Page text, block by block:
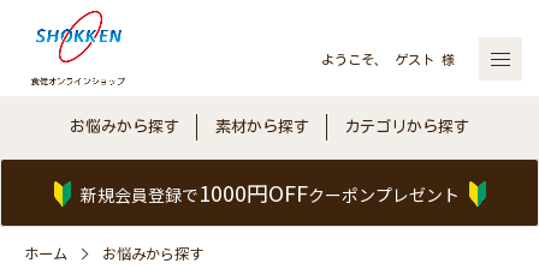
ようこそ、 ゲスト 様
お悩みから探す 素材から探す カテゴリから探す
新規会員登録で1000円OFFクーポンプレゼント
ホーム お悩みから探す